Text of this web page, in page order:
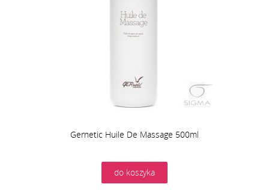
Gernetic Huile De Massage 500ml
do koszyka